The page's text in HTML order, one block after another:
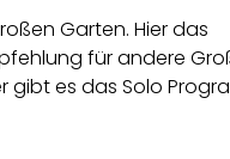
Garten. Hier das
für andere
gibt es das Solo